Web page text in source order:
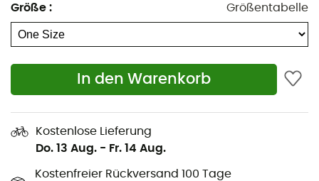
Größe : Größentabelle
In den Warenkorb
Kostenlose Lieferung
Do. 13 Aug. - Fr. 14 Aug.
Kostenfreier Rückversand 100 Tage
Maximale Gesamtbelastung 25 kg
Spezialsattel für Laufrad
Luftbereifung 50-203
Sicherheitslenkergriffe
Stoßfeste Pulverbeschichtung
Räder und Lenkung sind kugelgelagert.